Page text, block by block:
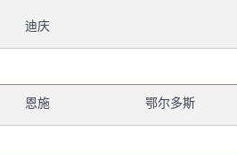
迪庆
恩施 鄂尔多斯